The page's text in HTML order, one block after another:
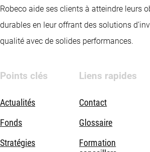
Robeco aide ses clients à atteindre leurs
durables en leur offrant des solutions
qualité avec de solides performances.
Points clés
Actualités
Fonds
Stratégies
Liens rapides
Contact
Glossaire
Formation